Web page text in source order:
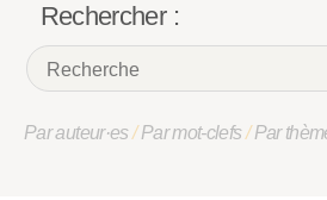
Rechercher :
Par auteur·es/Par mot-clefs/Par